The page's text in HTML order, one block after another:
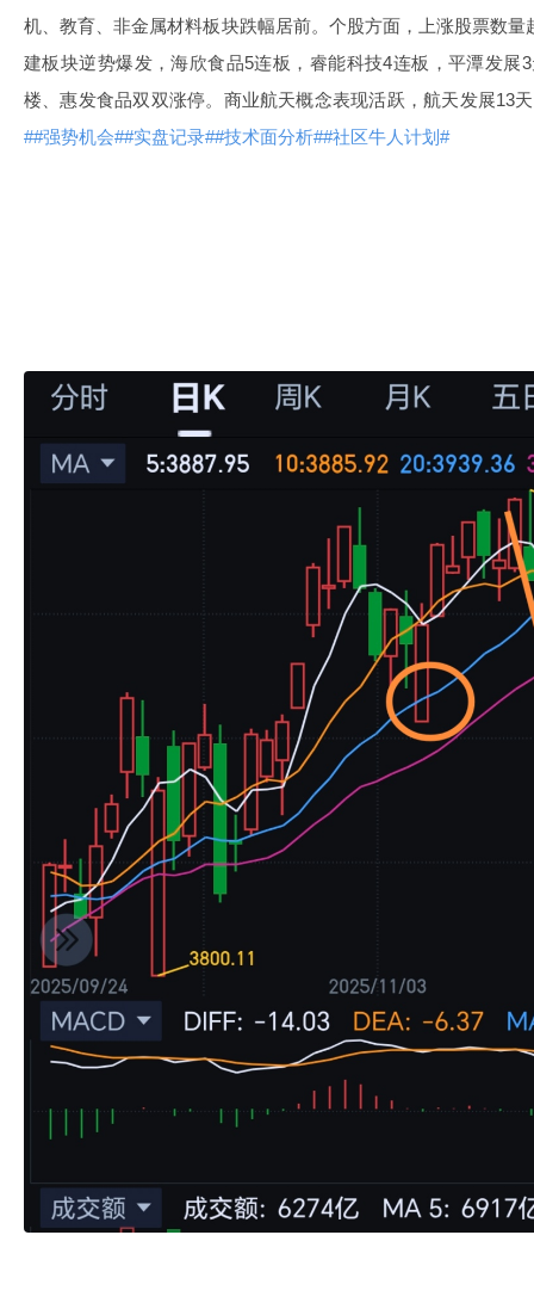
机、教育、非金属材料板块跌幅居前。个股方面，上涨股票数
建板块逆势爆发，海欣食品5连板，睿能科技4连板，平潭发展
楼、惠发食品双双涨停。商业航天概念表现活跃，航天发展13
##强势机会##实盘记录##技术面分析##社区牛人计划#